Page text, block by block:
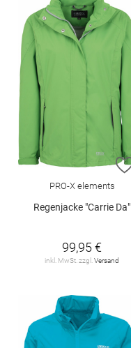
PRO-X elements
Regenjacke "Carrie Da"
99,95 €
inkl. MwSt. zzgl. Versand